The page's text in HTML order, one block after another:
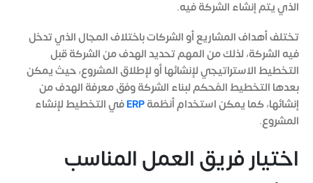
الذي يتم إنشاء الشركة فيه.
تختلف أهداف المشاريع أو الشركات باختلاف المجال الذي تدخل
فيه الشركة، لذلك من المهم تحديد الهدف من الشركة قبل
التخطيط الاستراتيجي لإنشائها أو لإطلاق المشروع، حيث يمكن
بعدها التخطيط المُحكم لبناء الشركة وفق معرفة الهدف من
إنشائها، كما يمكن استخدام أنظمةERPفي التخطيط لإنشاء
المشروع.
اختيار فريق العمل المناسب